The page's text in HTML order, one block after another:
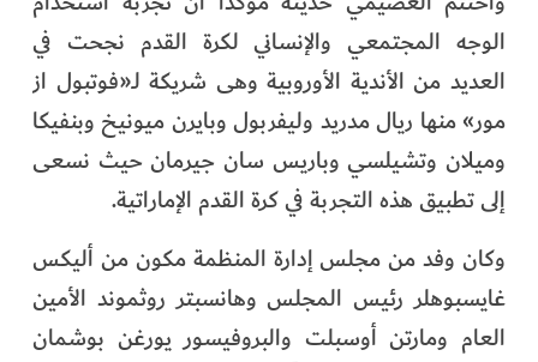
الوجه المجتمعي والإنساني لكرة القدم نجحت في
العديد من الأندية الأوروبية وهى شريكة لـ«فوتبول از
مور» منها ريال مدريد وليفربول وبايرن ميونيخ وبنفيكا
وميلان وتشيلسي وباريس سان جيرمان حيث نسعى
إلى تطبيق هذه التجربة في كرة القدم الإماراتية.
وكان وفد من مجلس إدارة المنظمة مكون من أليكس
غايسبوهلر رئيس المجلس وهانسبتر روثموند الأمين
العام ومارتن أوسبلت والبروفيسور يورغن بوشمان